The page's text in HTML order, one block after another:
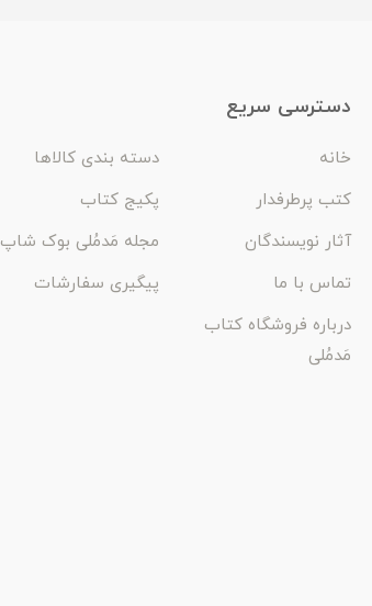
دسترسی سریع
خانه
دسته بندی کالاها
کتب پرطرفدار
پکیج کتاب
آثار نویسندگان
مجله مَدمُلی بوک شاپ
تماس با ما
پیگیری سفارشات
درباره فروشگاه کتاب
مَدمُلی